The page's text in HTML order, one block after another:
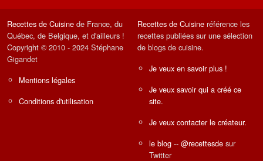
Recettes de Cuisine de France, du
Québec, de Belgique, et d'ailleurs !
Copyright © 2010 - 2024 Stéphane
Gigandet
Mentions légales
Conditions d'utilisation
Recettes de Cuisine référence les
recettes publiées sur une sélection
de blogs de cuisine.
Je veux en savoir plus !
Je veux savoir qui a créé ce
site.
Je veux contacter le créateur.
le blog -- @recettesde sur
Twitter